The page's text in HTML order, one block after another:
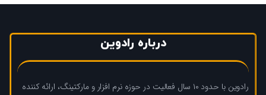
درباره رادوین
رادوین با حدود ۱۰ سال فعالیت در حوزه نرم افزار و مارکتینگ، ارائه کننده